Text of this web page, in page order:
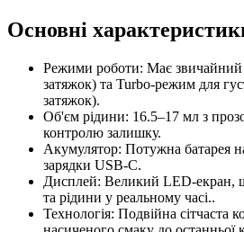
Основні
Режими роботи: Має
затяжок) та Turbo-режим для
затяжок).
Об'єм рідини: 16.5–17 мл з
контролю залишку.
Акумулятор: Потужна батарея
зарядки USB-C.
Дисплей: Великий LED-екран,
та рідини у реальному часі..
Технологія: Подвійна сітчаста